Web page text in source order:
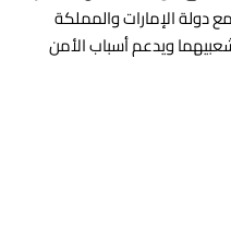
دولة الإمارات والمملكة
ويدعم أسباب الأمن